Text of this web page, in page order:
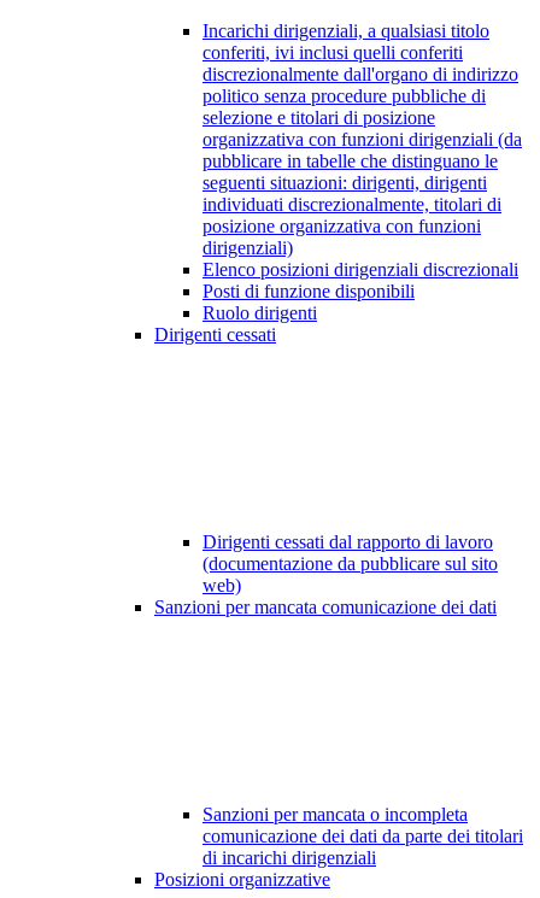
Incarichi dirigenziali, a qualsiasi titolo
conferiti, ivi inclusi quelli conferiti
discrezionalmente dall'organo di indirizzo
politico senza procedure pubbliche di
selezione e titolari di posizione
organizzativa con funzioni dirigenziali (da
pubblicare in tabelle che distinguano le
seguenti situazioni: dirigenti, dirigenti
individuati discrezionalmente, titolari di
posizione organizzativa con funzioni
dirigenziali)
Elenco posizioni dirigenziali discrezionali
Posti di funzione disponibili
Ruolo dirigenti
Dirigenti cessati
Dirigenti cessati dal rapporto di lavoro
(documentazione da pubblicare sul sito
web)
Sanzioni per mancata comunicazione dei dati
Sanzioni per mancata o incompleta
comunicazione dei dati da parte dei titolari
di incarichi dirigenziali
Posizioni organizzative